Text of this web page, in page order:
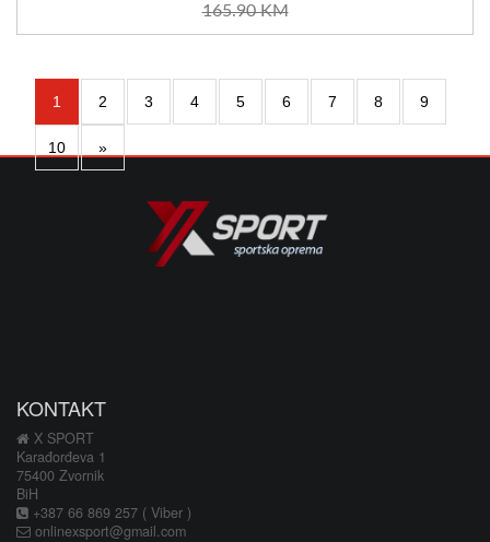
165.90 KM
1 2 3 4 5 6 7 8 9
10 »
KONTAKT
X SPORT
Karađorđeva 1
75400 Zvornik
BiH
+387 66 869 257 ( Viber )
onlinexsport@gmail.com